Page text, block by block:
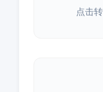
点击